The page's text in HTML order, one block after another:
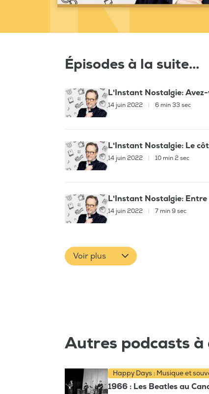
Épisodes à la suite...
L'Instant Nostalgie:
14 juin 2022 6 min 33 sec
L'Instant Nostalgie: Le
14 juin 2022 10 min 2 sec
L'Instant Nostalgie:
14 juin 2022 7 min 9 sec
Voir plus
Autres podcasts
Happy Days : Musique et
1966 : Les Beatles au